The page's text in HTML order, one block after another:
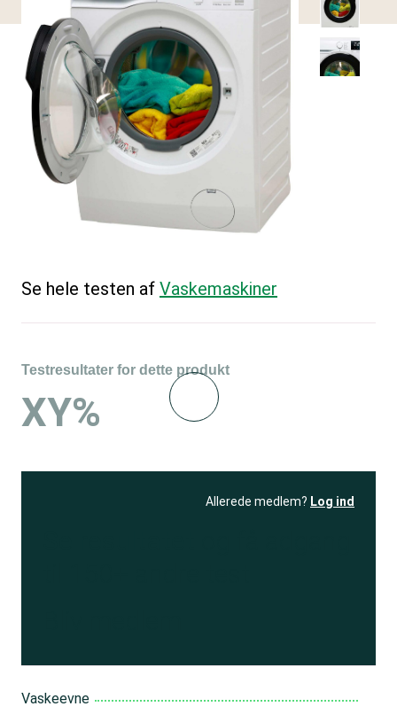
Se hele testen af Vaskemaskiner
Testresultater for dette produkt
XY%
Allerede medlem? Log ind
Vaskeevne